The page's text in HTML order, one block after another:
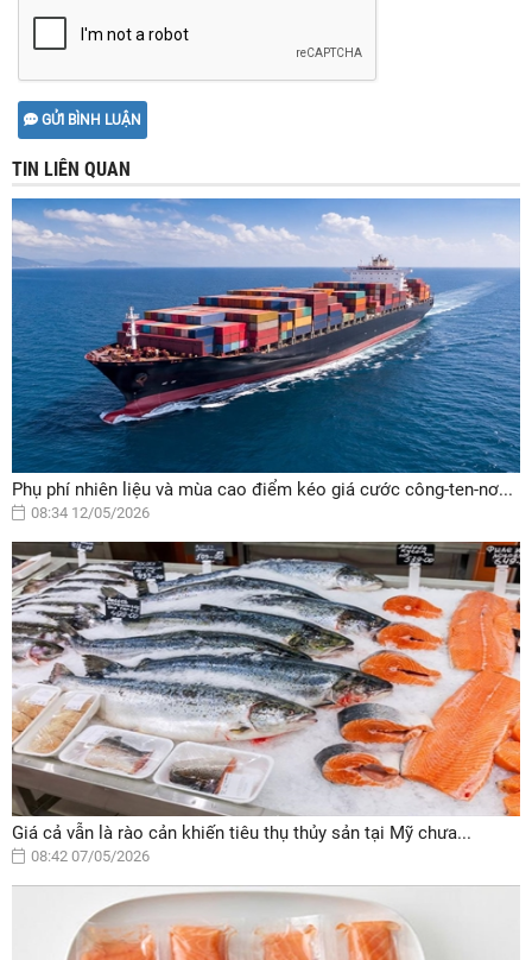
GỬI BÌNH LUẬN
TIN LIÊN QUAN
Phụ phí nhiên liệu và mùa cao điểm kéo giá cước công-ten-nơ...
08:34 12/05/2026
Giá cả vẫn là rào cản khiến tiêu thụ thủy sản tại Mỹ chưa...
08:42 07/05/2026